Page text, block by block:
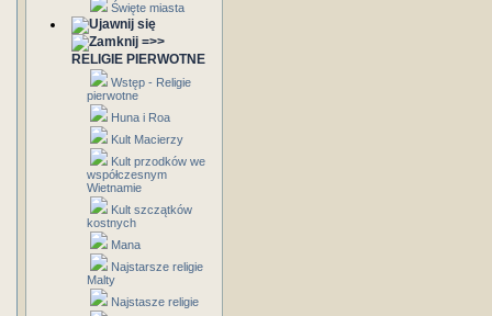
Święte miasta
=>>
RELIGIE PIERWOTNE
Wstęp - Religie
pierwotne
Huna i Roa
Kult Macierzy
Kult przodków we
współczesnym
Wietnamie
Kult szczątków
kostnych
Mana
Najstarsze religie
Malty
Najstasze religie